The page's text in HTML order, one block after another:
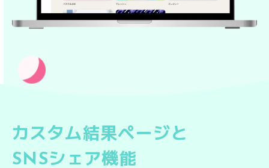
カスタム結果ページと
SNSシェア機能